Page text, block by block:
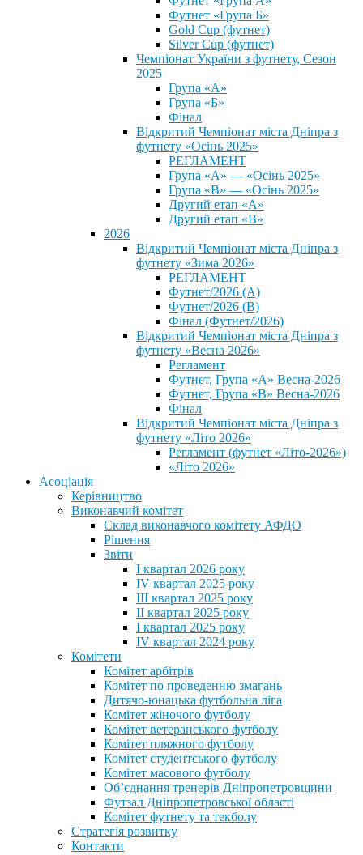
Футнет «Група Б»
Gold Cup (футнет)
Silver Cup (футнет)
Чемпіонат України з футнету, Сезон
2025
Група «А»
Група «Б»
Фінал
Відкритий Чемпіонат міста Дніпра з
футнету «Осінь 2025»
РЕГЛАМЕНТ
Група «А» — «Осінь 2025»
Група «В» — «Осінь 2025»
Другий етап «А»
Другий етап «В»
2026
Відкритий Чемпіонат міста Дніпра з
футнету «Зима 2026»
РЕГЛАМЕНТ
Футнет/2026 (А)
Футнет/2026 (В)
Фінал (Футнет/2026)
Відкритий Чемпіонат міста Дніпра з
футнету «Весна 2026»
Регламент
Футнет, Група «А» Весна-2026
Футнет, Група «В» Весна-2026
Фінал
Відкритий Чемпіонат міста Дніпра з
футнету «Літо 2026»
Регламент (футнет «Літо-2026»)
«Літо 2026»
Асоціація
Керівництво
Виконавчий комітет
Склад виконавчого комітету АФДО
Рішення
Звіти
I квартал 2026 року
IV квартал 2025 року
III квартал 2025 року
II квартал 2025 року
I квартал 2025 року
IV квартал 2024 року
Комітети
Комітет арбітрів
Комітет по проведенню змагань
Дитячо-юнацька футбольна ліга
Комітет жіночого футболу
Комітет ветеранського футболу
Комітет пляжного футболу
Комітет студентського футболу
Комітет масового футболу
Обʼєднання тренерів Дніпропетровщини
Футзал Дніпропетровської області
Комітет футнету та текболу
Стратегія розвитку
Контакти